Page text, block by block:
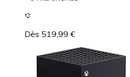
Dès 519,99 €